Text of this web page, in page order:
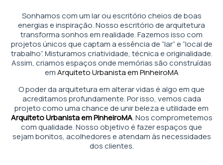
Sonhamos com um lar ou escritório cheios de boas
energias e inspiração. Nosso escritório de arquitetura
transforma sonhos em realidade. Fazemos isso com
projetos únicos que captam a essência de “lar” e “local de
trabalho”. Misturamos criatividade, técnica e originalidade.
Assim, criamos espaços onde memórias são construídas
emArquiteto Urbanista em PinheiroMA
O poder da arquitetura em alterar vidas é algo em que
acreditamos profundamente. Por isso, vemos cada
projeto como uma chance de unir beleza e utilidade em
Arquiteto Urbanista em PinheiroMA. Nos comprometemos
com qualidade. Nosso objetivo é fazer espaços que
sejam bonitos, acolhedores e atendam às necessidades
dos clientes.